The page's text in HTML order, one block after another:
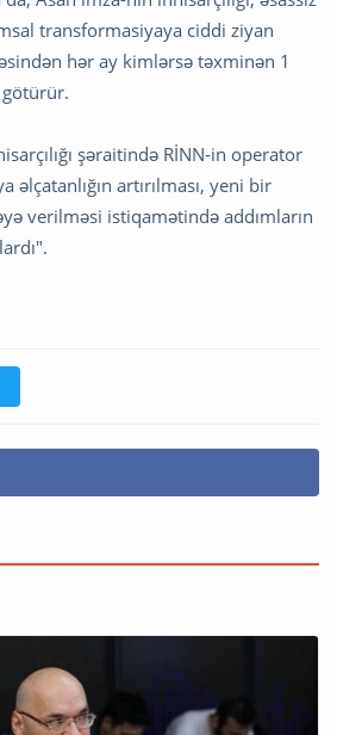
transformasiyaya ciddi ziyan
hər ay kimlərsə təxminən 1
şəraitində RİNN-in operator
artırılması, yeni bir
verilməsi istiqamətində addımların